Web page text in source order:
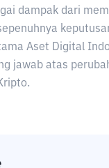
dampak dari
Aset Digital
jawab atas